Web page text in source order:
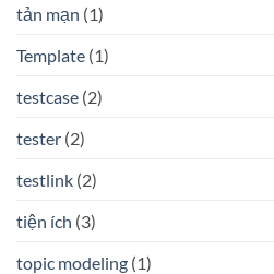
tản mạn (1)
Template (1)
testcase (2)
tester (2)
testlink (2)
tiện ích (3)
topic modeling (1)